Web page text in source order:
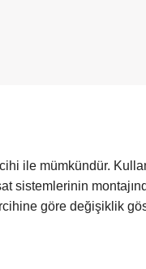
ile mümkündür.
sistemlerinin
göre değişiklik